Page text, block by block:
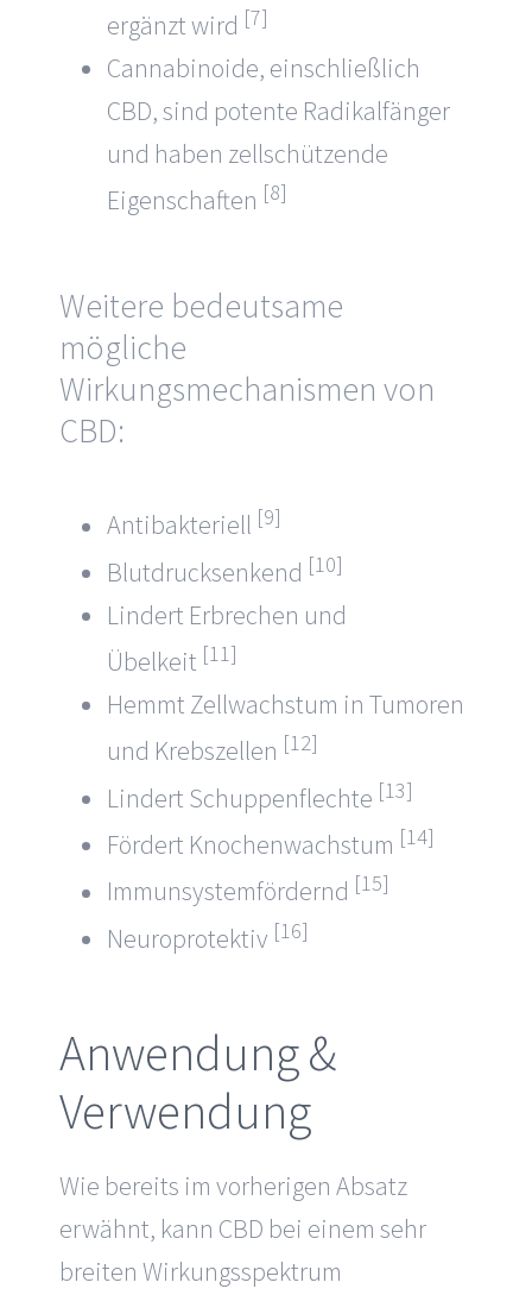
ergänzt wird [7]
Cannabinoide, einschließlich
CBD, sind potente Radikalfänger
und haben zellschützende
Eigenschaften [8]
Weitere bedeutsame
mögliche
Wirkungsmechanismen von
CBD:
Antibakteriell [9]
Blutdrucksenkend [10]
Lindert Erbrechen und
Übelkeit [11]
Hemmt Zellwachstum in Tumoren
und Krebszellen [12]
Lindert Schuppenflechte [13]
Fördert Knochenwachstum [14]
Immunsystemfördernd [15]
Neuroprotektiv [16]
Anwendung &
Verwendung
Wie bereits im vorherigen Absatz
erwähnt, kann CBD bei einem sehr
breiten Wirkungsspektrum